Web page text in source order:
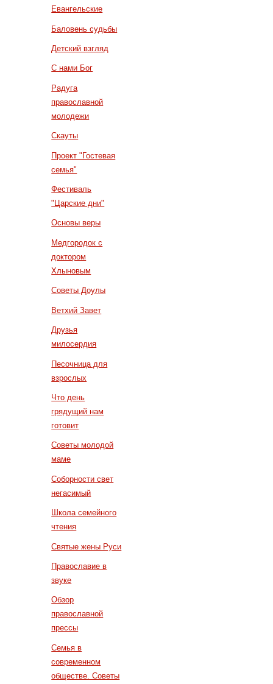
Евангельские
Баловень судьбы
Детский взгляд
С нами Бог
Радуга
православной
молодежи
Скауты
Проект "Гостевая
семья"
Фестиваль
"Царские дни"
Основы веры
Медгородок с
доктором
Хлыновым
Советы Доулы
Ветхий Завет
Друзья
милосердия
Песочница для
взрослых
Что день
грядущий нам
готовит
Советы молодой
маме
Соборности свет
негасимый
Школа семейного
чтения
Святые жены Руси
Православие в
звуке
Обзор
православной
прессы
Семья в
современном
обществе. Советы